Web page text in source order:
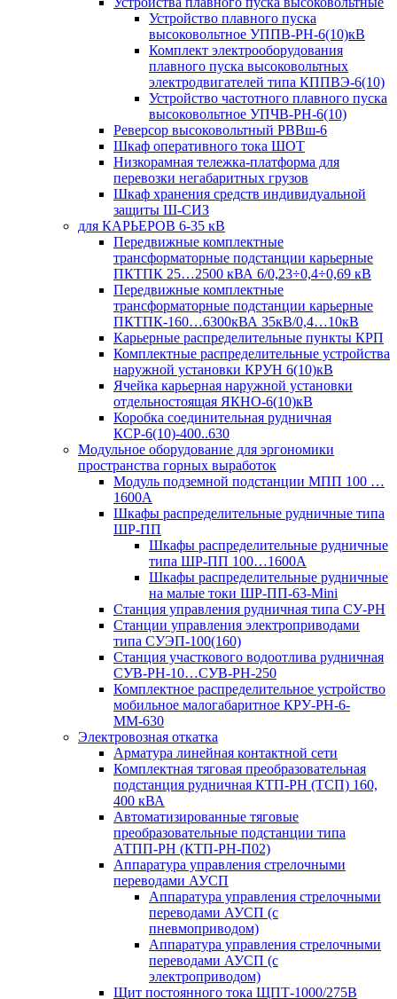
Устройство плавного пуска
высоковольтное УППВ-РН-6(10)кВ
Комплект электрооборудования
плавного пуска высоковольтных
электродвигателей типа КППВЭ-6(10)
Устройство частотного плавного пуска
высоковольтное УПЧВ-РН-6(10)
Реверсор высоковольтный РВВш-6
Шкаф оперативного тока ШОТ
Низкорамная тележка-платформа для
перевозки негабаритных грузов
Шкаф хранения средств индивидуальной
защиты Ш-СИЗ
для КАРЬЕРОВ 6-35 кВ
Передвижные комплектные
трансформаторные подстанции карьерные
ПКТПК 25…2500 кВА 6/0,23÷0,4÷0,69 кВ
Передвижные комплектные
трансформаторные подстанции карьерные
ПКТПК-160…6300кВА 35кВ/0,4…10кВ
Карьерные распределительные пункты КРП
Комплектные распределительные устройства
наружной установки КРУН 6(10)кВ
Ячейка карьерная наружной установки
отдельностоящая ЯКНО-6(10)кВ
Коробка соединительная рудничная
КСР-6(10)-400..630
Модульное оборудование для эргономики
пространства горных выработок
Модуль подземной подстанции МПП 100 …
1600А
Шкафы распределительные рудничные типа
ШР-ПП
Шкафы распределительные рудничные
типа ШР-ПП 100…1600А
Шкафы распределительные рудничные
на малые токи ШР-ПП-63-Mini
Станция управления рудничная типа СУ-РН
Станции управления электроприводами
типа СУЭП-100(160)
Станция участкового водоотлива рудничная
СУВ-РН-10…СУВ-РН-250
Комплектное распределительное устройство
мобильное малогабаритное КРУ-РН-6-
ММ-630
Электровозная откатка
Арматура линейная контактной сети
Комплектная тяговая преобразовательная
подстанция рудничная КТП-РН (ТСП) 160,
400 кВА
Автоматизированные тяговые
преобразовательные подстанции типа
АТПП-РН (КТП-РН-П02)
Аппаратура управления стрелочными
переводами АУСП
Аппаратура управления стрелочными
переводами АУСП (с
пневмоприводом)
Аппаратура управления стрелочными
переводами АУСП (с
электроприводом)
Щит постоянного тока ЩПТ-1000/275В